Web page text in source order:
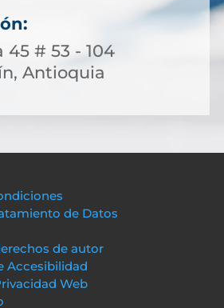
45 # 53 - 104
Antioquia
de Datos
de autor
Accesibilidad
Web